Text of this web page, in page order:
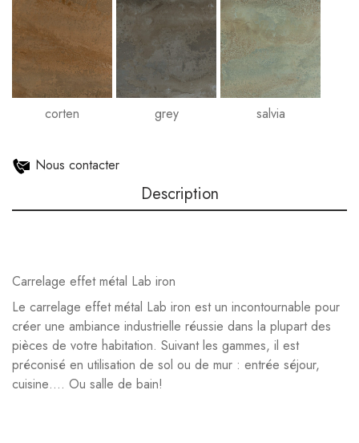
corten grey salvia
Nous contacter
Description
Carrelage effet métal Lab iron
Le carrelage effet métal Lab iron est un incontournable pour
créer une ambiance industrielle réussie dans la plupart des
pièces de votre habitation. Suivant les gammes, il est
préconisé en utilisation de sol ou de mur : entrée séjour,
cuisine…. Ou salle de bain!